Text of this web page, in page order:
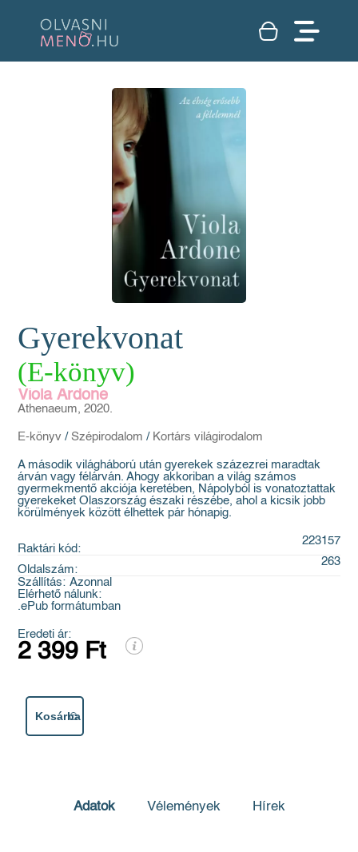
Gyerekvonat
(E-könyv)
Viola Ardone
Athenaeum, 2020.
E-könyv / Szépirodalom / Kortárs világirodalom
A második világháború után gyerekek százezrei maradtak
árván vagy félárván. Ahogy akkoriban a világ számos
gyermekmentő akciója keretében, Nápolyból is vonatoztattak
gyerekeket Olaszország északi részébe, ahol a kicsik jobb
körülmények között élhettek pár hónapig.
Raktári kód:
223157
Oldalszám:
263
Szállítás: Azonnal
Elérhető nálunk:
.ePub formátumban
Eredeti ár:
2 399 Ft
Kosárba
Adatok Vélemények Hírek